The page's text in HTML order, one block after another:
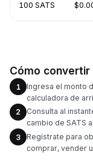
100 SATS
Cómo convertir
1
Ingresa el monto
calculadora de
2
Consulta al
cambio de SATS
3
Regístrate para
comprar, vender